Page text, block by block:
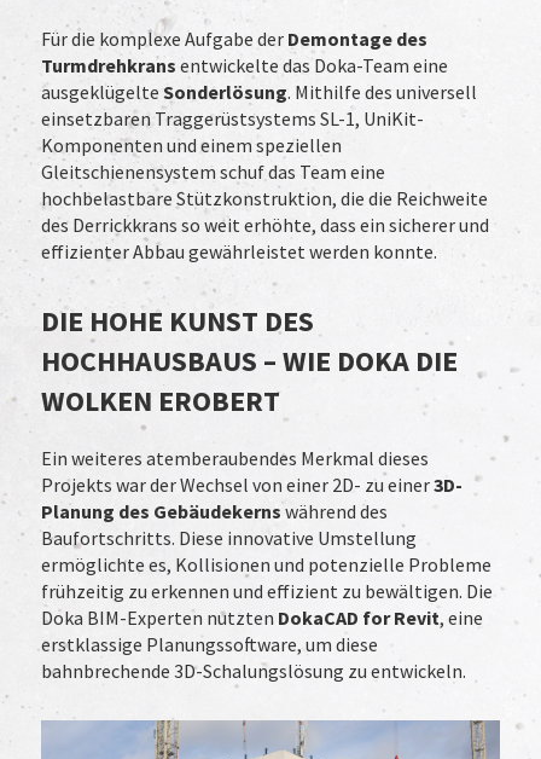
Für die komplexe Aufgabe der Demontage des
Turmdrehkrans entwickelte das Doka-Team eine
ausgeklügelte Sonderlösung. Mithilfe des universell
einsetzbaren Traggerüstsystems SL-1, UniKit-
Komponenten und einem speziellen
Gleitschienensystem schuf das Team eine
hochbelastbare Stützkonstruktion, die die Reichweite
des Derrickkrans so weit erhöhte, dass ein sicherer und
effizienter Abbau gewährleistet werden konnte.
DIE HOHE KUNST DES
HOCHHAUSBAUS – WIE DOKA DIE
WOLKEN EROBERT
Ein weiteres atemberaubendes Merkmal dieses
Projekts war der Wechsel von einer 2D- zu einer3D-
Planung des Gebäudekerns während des
Baufortschritts. Diese innovative Umstellung
ermöglichte es, Kollisionen und potenzielle Probleme
frühzeitig zu erkennen und effizient zu bewältigen. Die
Doka BIM-Experten nutzten DokaCAD for Revit, eine
erstklassige Planungssoftware, um diese
bahnbrechende 3D-Schalungslösung zu entwickeln.